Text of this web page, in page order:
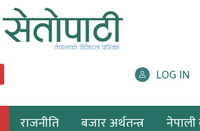
LOG IN
राजनीति बजार अर्थतन्त्र नेपाली